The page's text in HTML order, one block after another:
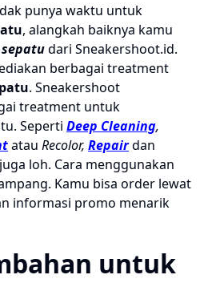
punya waktu untuk
, alangkah baiknya kamu
dari Sneakershoot.id.
berbagai treatment
. Sneakershoot
treatment untuk
Seperti Deep Cleaning,
atau Recolor, Repairdan
juga loh. Cara menggunakan
Kamu bisa order lewat
informasi promo menarik
untuk